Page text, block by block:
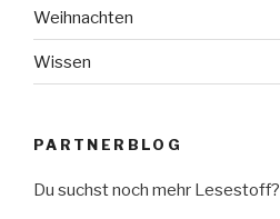
Weihnachten
Wissen
PARTNERBLOG
Du suchst noch mehr Lesestoff?